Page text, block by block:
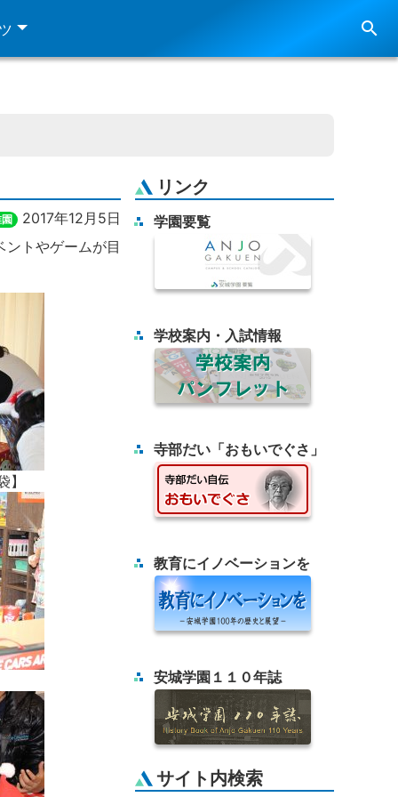
search
2017年12月5日
トやゲームが目
リンク
学園要覧
学校案内・入試情報
寺部だい「おもいでぐさ」
教育にイノベーションを
安城学園１１０年誌
サイト内検索